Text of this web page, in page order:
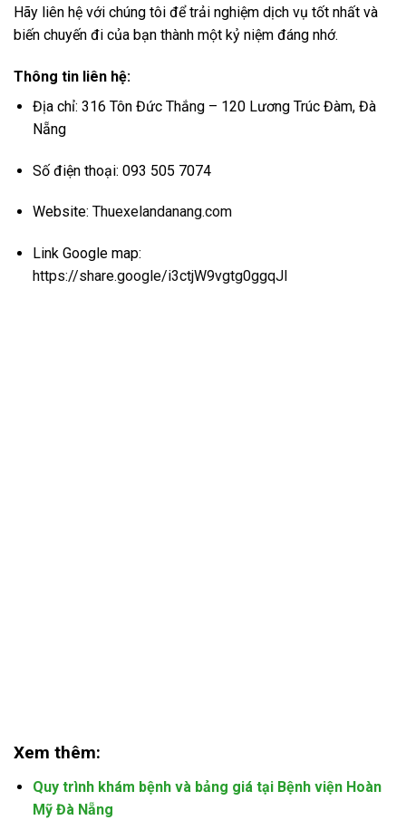
Hãy liên hệ với chúng tôi để trải nghiệm dịch vụ tốt nhất và
biến chuyến đi của bạn thành một kỷ niệm đáng nhớ.
Thông tin liên hệ:
Địa chỉ: 316 Tôn Đức Thắng – 120 Lương Trúc Đàm, Đà
Nẵng
Số điện thoại: 093 505 7074
Website: Thuexelandanang.com
Link Google map:
https://share.google/i3ctjW9vgtg0ggqJl
Xem thêm:
Quy trình khám bệnh và bảng giá tại Bệnh viện Hoàn
Mỹ Đà Nẵng